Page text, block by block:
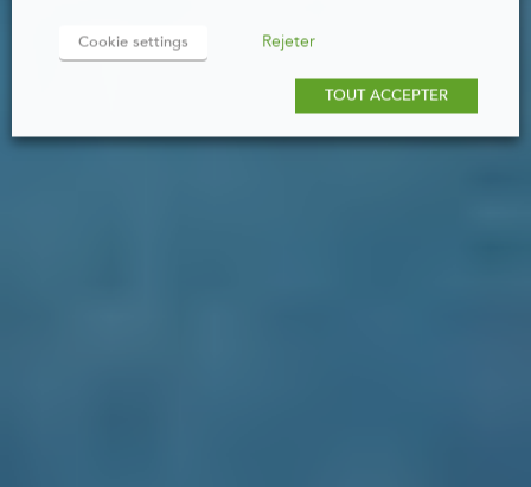
Cookie settings Rejeter
TOUT ACCEPTER